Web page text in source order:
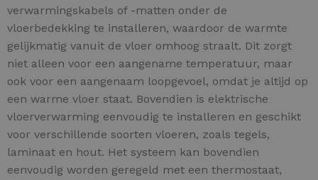
verwarmingskabels of -matten onder de
vloerbedekking te installeren, waardoor de warmte
gelijkmatig vanuit de vloer omhoog straalt. Dit zorgt
niet alleen voor een aangename temperatuur, maar
ook voor een aangenaam loopgevoel, omdat je altijd op
een warme vloer staat. Bovendien is elektrische
vloerverwarming eenvoudig te installeren en geschikt
voor verschillende soorten vloeren, zoals tegels,
laminaat en hout. Het systeem kan bovendien
eenvoudig worden geregeld met een thermostaat,